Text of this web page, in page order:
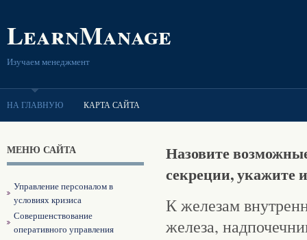
LearnManage
Изучаем менеджмент
НА ГЛАВНУЮ КАРТА САЙТА
МЕНЮ САЙТА
Управление персоналом в
условиях кризиса
Совершенствование
оперативного управления
Назовите
секреции,
К железам
железа,